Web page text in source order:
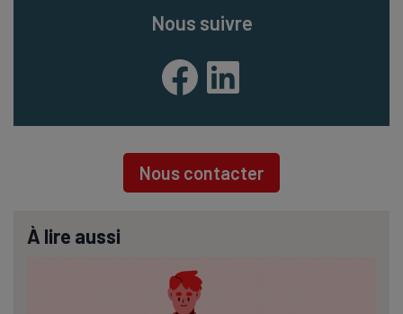
Nous suivre
Facebook LinkedIn
Nous contacter
À lire aussi